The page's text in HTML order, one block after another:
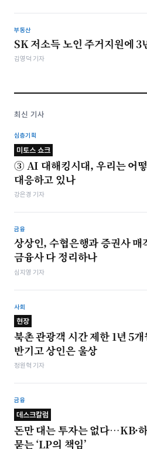
부동산
SK 저소득 노인 주거지원에 3
김영덕 기자
최신 기사
심층기획
미토스 쇼크
③ AI 대해킹시대, 우리는 어
대응하고 있나
강은경 기자
금융
상상인, 수협은행과 증권사
금융사 다 정리하나
심지영 기자
사회
현장
북촌 관광객 시간 제한 1년 5
반기고 상인은 울상
정원혁 기자
금융
데스크칼럼
돈만 대는 투자는 없다…KB·
묻는 ‘LP의 책임’